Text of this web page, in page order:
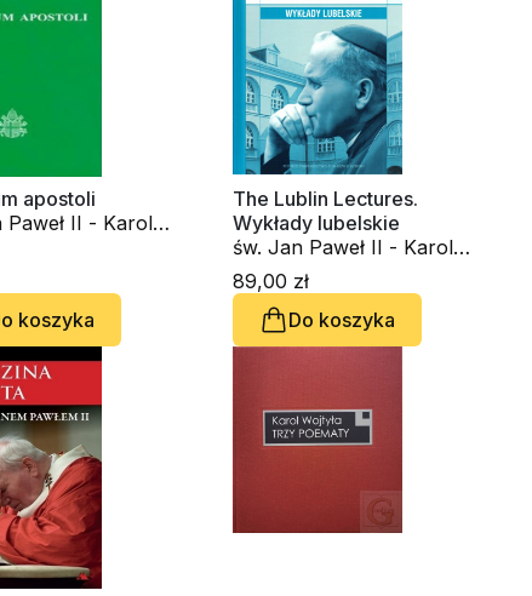
apostoli
Paweł II - Karol
koszyka
The Lublin Lectures.
Wykłady lubelskie
św. Jan Paweł II - Karol
Wojtyła
89,00 zł
Do koszyka